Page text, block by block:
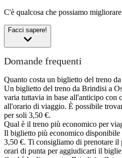
C'è qualcosa che possiamo
Facci sapere!
Domande frequenti
Quanto costa un biglietto del treno
Un biglietto del treno da Brindisi a
varia tuttavia in base all'anticipo con
all'orario di viaggio. È possibile
per soli 3,50 €.
Qual è il treno più economico per
Il biglietto più economico disponibile
3,50 €. Ti consigliamo di prenotare
orari di punta per aggiudicarti il